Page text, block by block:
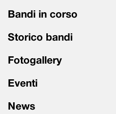
Bandi in corso
Storico bandi
Fotogallery
Eventi
News